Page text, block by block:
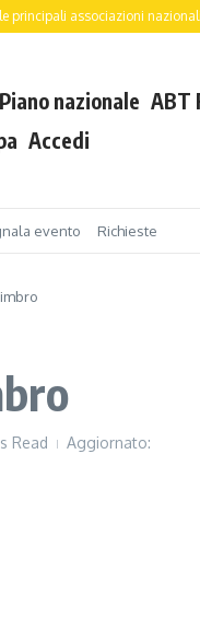
associazioni nazionali guidano
Piano nazionale ABT
Accedi
evento Richieste
Read Aggiornato: